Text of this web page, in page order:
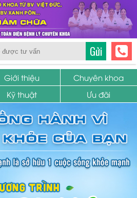
TRUNG TÂM PHỤ KHOA
SỨC KHỎE SINH SẢN
Giới thiệu
Chuyên khoa
Kỹ thuật Ưu đãi
Gửi